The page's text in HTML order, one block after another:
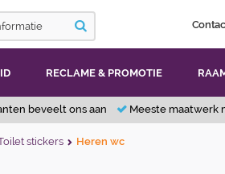
RECLAME & PROMOTIE
beveelt ons aan Meeste maatwerk
stickers Heren wc